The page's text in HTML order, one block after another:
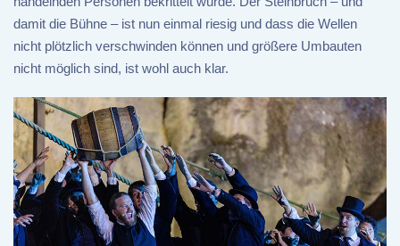
damit die Bühne – ist nun einmal riesig und dass die Wellen
nicht plötzlich verschwinden können und größere Umbauten
nicht möglich sind, ist wohl auch klar.